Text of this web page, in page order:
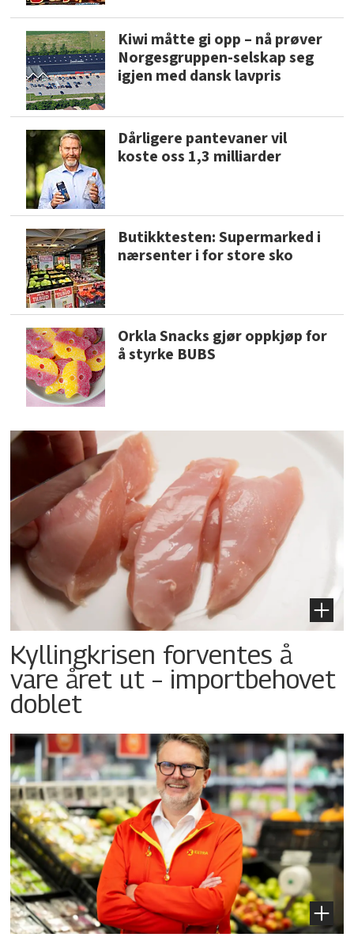
Kiwi måtte gi opp – nå prøver
Norgesgruppen-selskap seg
igjen med dansk lavpris
Dårligere pantevaner vil
koste oss 1,3 milliarder
Butikktesten: Supermarked i
nærsenter i for store sko
Orkla Snacks gjør oppkjøp for
å styrke BUBS
Kyllingkrisen forventes å
vare året ut – importbehovet
doblet